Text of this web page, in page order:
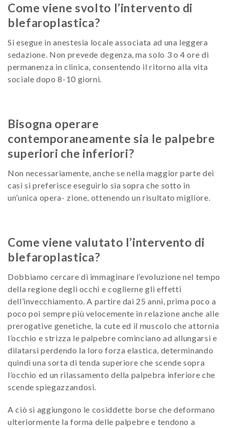
Come viene svolto l’intervento di
blefaroplastica?
Si esegue in anestesia locale associata ad una leggera
sedazione. Non prevede degenza, ma solo 3 o 4 ore di
permanenza in clinica, consentendo il ritorno alla vita
sociale dopo 8-10 giorni.
Bisogna operare
contemporaneamente sia le palpebre
superiori che inferiori?
Non necessariamente, anche se nella maggior parte dei
casi si preferisce eseguirlo sia sopra che sotto in
un’unica opera- zione, ottenendo un risultato migliore.
Come viene valutato l’intervento di
blefaroplastica?
Dobbiamo cercare di immaginare l’evoluzione nel tempo
della regione degli occhi e coglierne gli effetti
dell’invecchiamento. A partire dai 25 anni, prima poco a
poco poi sempre più velocemente in relazione anche alle
prerogative genetiche, la cute ed il muscolo che attornia
l’occhio e strizza le palpebre cominciano ad allungarsi e
dilatarsi perdendo la loro forza elastica, determinando
quindi una sorta di tenda superiore che scende sopra
l’occhio ed un rilassamento della palpebra inferiore che
scende spiegazzandosi.
A ciò si aggiungono le cosiddette borse che deformano
ulteriormente la forma delle palpebre e tendono a